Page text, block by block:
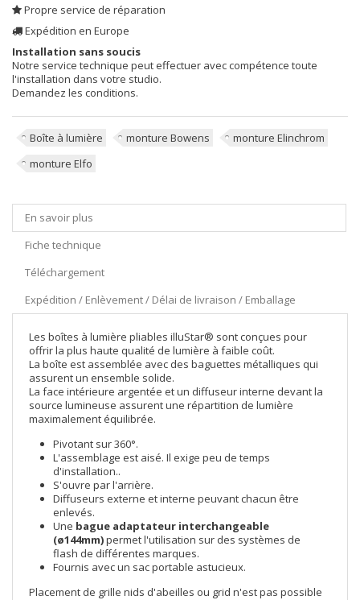
Propre service de réparation
Expédition en Europe
Installation sans soucis
Notre service technique peut effectuer avec compétence toute
l'installation dans votre studio.
Demandez les conditions.
Boîte à lumière monture Bowens
monture Elinchrom
monture Elfo
En savoir plus
Fiche technique
Téléchargement
Expédition / Enlèvement / Délai de livraison / Emballage
Les boîtes à lumière pliables illuStar® sont conçues pour
offrir la plus haute qualité de lumière à faible coût.
La boîte est assemblée avec des baguettes métalliques qui
assurent un ensemble solide.
La face intérieure argentée et un diffuseur interne devant la
source lumineuse assurent une répartition de lumière
maximalement équilibrée.
Pivotant sur 360°.
L'assemblage est aisé. Il exige peu de temps
d'installation..
S'ouvre par l'arrière.
Diffuseurs externe et interne peuvant chacun être
enlevés.
Une bague adaptateur interchangeable
(ø144mm)permet l'utilisation sur des systèmes de
flash de différentes marques.
Fournis avec un sac portable astucieux.
Placement de grille nids d'abeilles ou grid n'est pas possible